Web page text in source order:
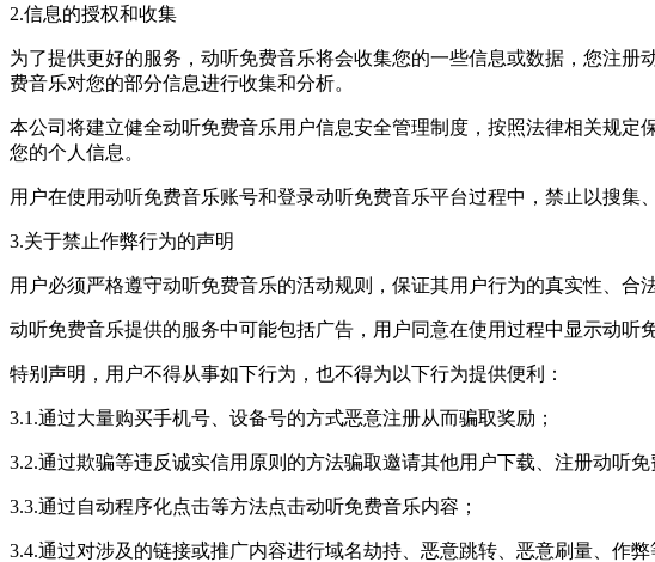
2.信息的授权和收集
为了提供更好的服务，动听免费音乐将会收集您的一些信息或数据，您注
费音乐对您的部分信息进行收集和分析。
本公司将建立健全动听免费音乐用户信息安全管理制度，按照法律相关规
您的个人信息。
用户在使用动听免费音乐账号和登录动听免费音乐平台过程中，禁止以搜
3.关于禁止作弊行为的声明
用户必须严格遵守动听免费音乐的活动规则，保证其用户行为的真实性、合法
动听免费音乐提供的服务中可能包括广告，用户同意在使用过程中显示动
特别声明，用户不得从事如下行为，也不得为以下行为提供便利：
3.1.通过大量购买手机号、设备号的方式恶意注册从而骗取奖励；
3.2.通过欺骗等违反诚实信用原则的方法骗取邀请其他用户下载、注册动听免
3.3.通过自动程序化点击等方法点击动听免费音乐内容；
3.4.通过对涉及的链接或推广内容进行域名劫持、恶意跳转、恶意刷量、作弊